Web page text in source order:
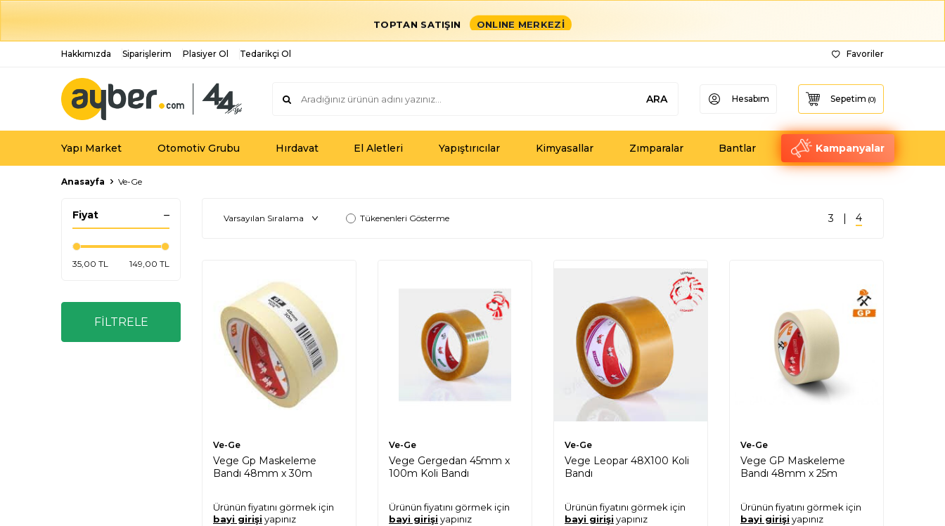
TOPTAN SATIŞIN ONLINE MERKEZİ
Hakkımızda Siparişlerim Plasiyer Ol Tedarikçi Ol Favoriler
ARA Hesabım Sepetim (0)
Yapı Market Otomotiv Grubu Hırdavat El Aletleri Yapıştırıcılar Kimyasallar Zımparalar Bantlar Kampanyalar
Anasayfa Ve-Ge
Fiyat
35,00 TL 149,00 TL
FİLTRELE
Tükenenleri Gösterme 3 4
Ve-Ge
Vege Gp Maskeleme
Bandı 48mm x 30m
Ürünün fiyatını görmek için
bayi girişi yapınız
Ve-Ge
Vege Gergedan 45mm x
100m Koli Bandı
Ürünün fiyatını görmek için
bayi girişi yapınız
Ve-Ge
Vege Leopar 48X100 Koli
Bandı
Ürünün fiyatını görmek için
bayi girişi yapınız
Ve-Ge
Vege GP Maskeleme
Bandı 48mm x 25m
Ürünün fiyatını görmek için
bayi girişi yapınız